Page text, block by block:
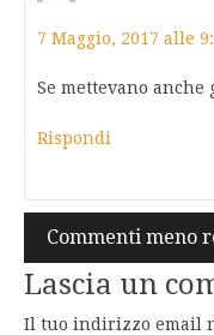
7 Maggio, 2017 alle
Se mettevano
Rispondi
commenti
Commenti meno
Lascia un
Il tuo indirizzo email